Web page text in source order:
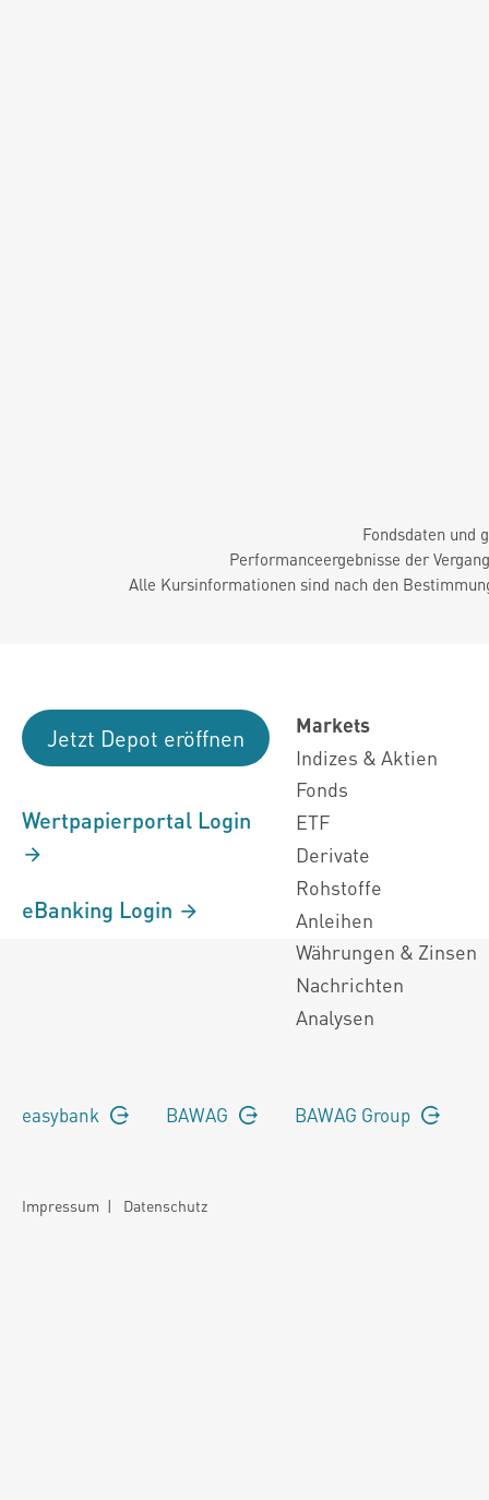
Fondsdaten und
Performanceergebnisse der
Alle Kursinformationen sind nach den
Jetzt Depot eröffnen
Wertpapierportal Login
eBanking Login
Markets
Indizes & Aktien
Fonds
ETF
Derivate
Rohstoffe
Anleihen
Währungen & Zinsen
Nachrichten
Analysen
easybank BAWAG BAWAG Group
Impressum | Datenschutz